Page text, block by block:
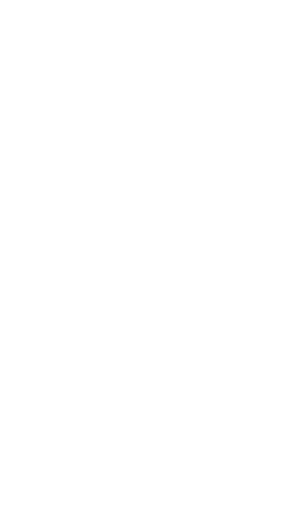
房”的阴阳宅，江淮被掳走配“阴婚
成复仇的受害者；临终前与遗憾和